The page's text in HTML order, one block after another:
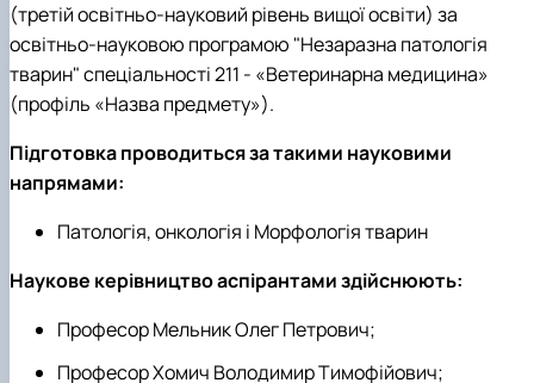
(третій освітньо-науковий рівень вищої освіти) за
освітньо-науковою програмою "Незаразна патологія
тварин" спеціальності 211 - «Ветеринарна медицина»
(профіль «Назва предмету»).
Підготовка проводиться за такими науковими
напрямами:
Патологія, онкологія і Морфологія тварин
Наукове керівництво аспірантами здійснюють:
Професор Мельник Олег Петрович;
Професор Хомич Володимир Тимофійович;